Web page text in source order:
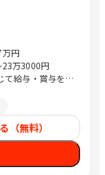
上木崎1-14-6
田生命さいたま
区日本橋浜町3-
ー 東京都中央区
浜町中ノ橋ビ
東京都中央区日
ーレ日本橋浜町
1-5-13 オリッ
府大阪市中央区
北浜01 福岡県福
CTI福岡ビル
円
万3000円
給与・賞与を決
（無料）